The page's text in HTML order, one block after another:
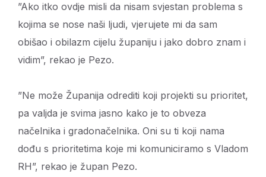
”Ako itko ovdje misli da nisam svjestan problema s
kojima se nose naši ljudi, vjerujete mi da sam
obišao i obilazm cijelu županiju i jako dobro znam i
vidim”, rekao je Pezo.
”Ne može Županija odrediti koji projekti su prioritet,
pa valjda je svima jasno kako je to obveza
načelnika i gradonačelnika. Oni su ti koji nama
dođu s prioritetima koje mi komuniciramo s Vladom
RH”, rekao je župan Pezo.